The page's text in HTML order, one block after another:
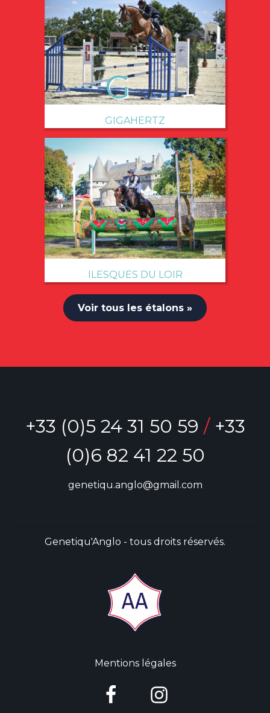
GIGAHERTZ
→
ILESQUES DU LOIR
→
Voir tous les étalons »
+33 (0)5 24 31 50 59 / +33
(0)6 82 41 22 50
genetiqu.anglo@gmail.com
Genetiqu'Anglo - tous droits réservés.
Mentions légales